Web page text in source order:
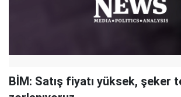
BİM: Satış fiyatı yüksek, şeker